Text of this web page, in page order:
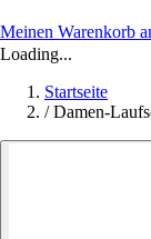
Meinen Warenkorb
Loading...
Startseite
/ Damen-